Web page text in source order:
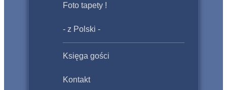
Foto tapety !
- z Polski -
Księga gości
Kontakt